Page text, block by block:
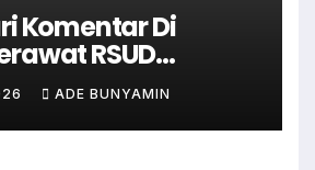
Komentar Di
RSUD
Di Non Aktifkan
ADE BUNYAMIN